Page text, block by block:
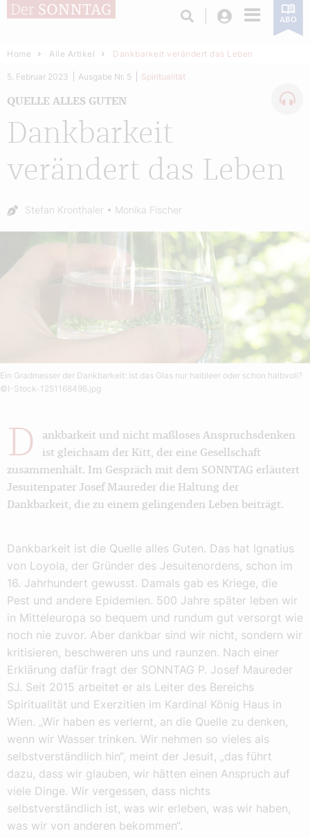
Login ABO
Home Alle Artikel Dankbarkeit verändert das Leben
Dankbarkeit
verändert das Leben
QUELLE ALLES GUTEN
5. Februar 2023 Ausgabe Nr. 5 Spiritualität
Autor:
Stefan Kronthaler Monika Fischer
Ein Gradmesser der Dankbarkeit: Ist das Glas nur halbleer oder schon halbvoll?
©I-Stock-1251168496.jpg
D
ankbarkeit und nicht maßloses Anspruchsdenken
ist gleichsam der Kitt, der eine Gesellschaft
zusammenhält. Im Gespräch mit dem SONNTAG erläutert
Jesuitenpater Josef Maureder die Haltung der
Dankbarkeit, die zu einem gelingenden Leben beiträgt.
Dankbarkeit ist die Quelle alles Guten. Das hat Ignatius
von Loyola, der Gründer des Jesuitenordens, schon im
16. Jahrhundert gewusst. Damals gab es Kriege, die
Pest und andere Epidemien. 500 Jahre später leben wir
in Mitteleuropa so bequem und rundum gut versorgt wie
noch nie zuvor. Aber dankbar sind wir nicht, sondern wir
kritisieren, beschweren uns und raunzen. Nach einer
Erklärung dafür fragt der SONNTAG P. Josef Maureder
SJ. Seit 2015 arbeitet er als Leiter des Bereichs
Spiritualität und Exerzitien im Kardinal König Haus in
Wien. „Wir haben es verlernt, an die Quelle zu denken,
wenn wir Wasser trinken. Wir nehmen so vieles als
selbstverständlich hin“, meint der Jesuit, „das führt
dazu, dass wir glauben, wir hätten einen Anspruch auf
viele Dinge. Wir vergessen, dass nichts
selbstverständlich ist, was wir erleben, was wir haben,
was wir von anderen bekommen“.